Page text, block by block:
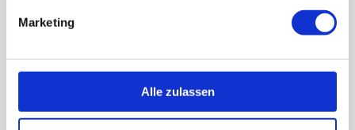
Marketing
Alle zulassen
Komplett- und Erlebnisbäder